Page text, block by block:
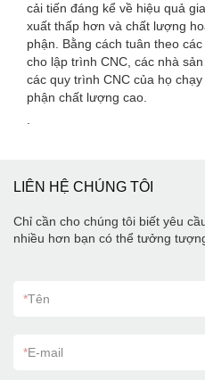
cải tiến đáng kể về hiệu quả
xuất thấp hơn và chất lượng
phận. Bằng cách tuân theo
cho lập trình CNC, các nhà
các quy trình CNC của họ
phận chất lượng cao.
LIÊN HỆ CHÚNG TÔI
Chỉ cần cho chúng tôi biết yêu
nhiều hơn bạn có thể tưởng
*Tên
*E-mail